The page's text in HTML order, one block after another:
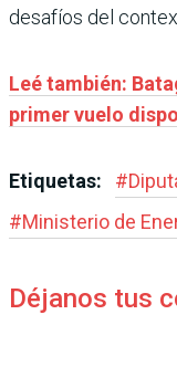
desafíos del
Leé también:
primer vuelo
Etiquetas: #
#Ministerio de
Déjanos tus